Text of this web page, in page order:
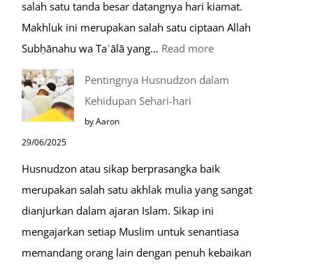
salah satu tanda besar datangnya hari kiamat.
Makhluk ini merupakan salah satu ciptaan Allah
Subḥānahu wa Taʿālā yang… Read more:
Pentingnya Husnudzon dalam
Kehidupan Sehari-hari
by Aaron
29/06/2025
Husnudzon atau sikap berprasangka baik
merupakan salah satu akhlak mulia yang sangat
dianjurkan dalam ajaran Islam. Sikap ini
mengajarkan setiap Muslim untuk senantiasa
memandang orang lain dengan penuh kebaikan